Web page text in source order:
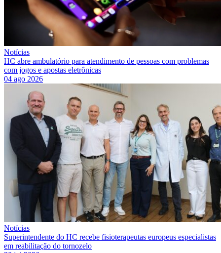
Notícias
HC abre ambulatório para atendimento de pessoas com problemas
com jogos e apostas eletrônicas
04 ago 2026
Notícias
Superintendente do HC recebe fisioterapeutas europeus especialistas
em reabilitação do tornozelo